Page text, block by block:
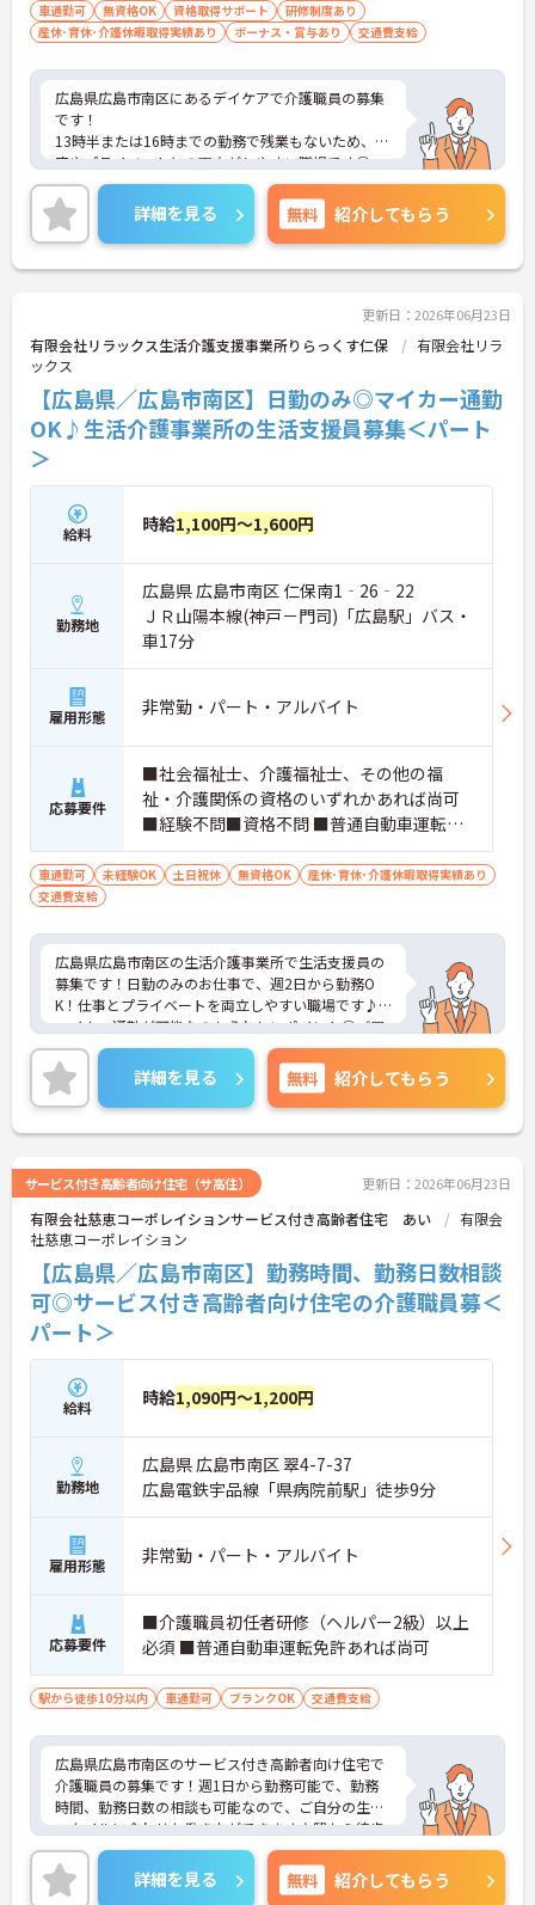
車通勤可 無資格OK 資格取得サポート
研修制度あり
産休･育休･介護休暇取得実績あり
ボーナス・賞与あり 交通費支給
広島県広島市南区にあるデイケアで介護職員の募集
です！
13時半または16時までの勤務で残業もないため、家
庭やプライベートとの両立がしやすい職場です◎
また、昇給や賞与などもあり、頑張りはしっかり評
価され還元されます！
ご興味ある方は面接ポイントをお伝えしますので、
お気軽にご連絡ください。
詳細を見る 無料 紹介してもらう
更新日：2026年06月23日
有限会社リラックス生活介護支援事業所りらっくす仁保
有限会社リラ
ックス
【広島県／広島市南区】日勤のみ◎マイカー通勤
OK♪生活介護事業所の生活支援員募集＜パート
＞
給料 時給1,100円～1,600円
勤務地
広島県 広島市南区 仁保南1‐26‐22
ＪＲ山陽本線(神戸－門司)「広島駅」バス・
車17分
雇用形態 非常勤・パート・アルバイト
応募要件
■社会福祉士、介護福祉士、その他の福
祉・介護関係の資格のいずれかあれば尚可
■経験不問■資格不問 ■普通自動車運転免
許あれば尚可
車通勤可 未経験OK 土日祝休 無資格OK
産休･育休･介護休暇取得実績あり
交通費支給
広島県広島市南区の生活介護事業所で生活支援員の
募集です！日勤のみのお仕事で、週2日から勤務O
K！仕事とプライベートを両立しやすい職場です♪
マイカー通勤が可能なのもうれしいポイント◎ご興
味のある方は、面接ポイントをお伝えしますので、
お気軽にご連絡ください。
詳細を見る 無料 紹介してもらう
サービス付き高齢者向け住宅（サ高住） 更新日：2026年06月23日
有限会社慈恵コーポレイションサービス付き高齢者住宅 あい
有限会
社慈恵コーポレイション
【広島県／広島市南区】勤務時間、勤務日数相談
可◎サービス付き高齢者向け住宅の介護職員募＜
パート＞
給料 時給1,090円～1,200円
勤務地
広島県 広島市南区 翠4-7-37
広島電鉄宇品線「県病院前駅」徒歩9分
雇用形態 非常勤・パート・アルバイト
応募要件
■介護職員初任者研修（ヘルパー2級）以上
必須 ■普通自動車運転免許あれば尚可
駅から徒歩10分以内 車通勤可 ブランクOK 交通費支給
広島県広島市南区のサービス付き高齢者向け住宅で
介護職員の募集です！週1日から勤務可能で、勤務
時間、勤務日数の相談も可能なので、ご自分の生活
スタイルに合わせた働き方ができます♪駅から徒歩
9分と、通勤しやすい環境なのもうれしいポイント
◎ご興味のある方は、面接ポイントをお伝えします
ので、お気軽にご連絡ください。
詳細を見る 無料 紹介してもらう